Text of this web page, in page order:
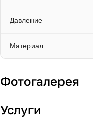
Давление
Материал
Фотогалерея
Услуги